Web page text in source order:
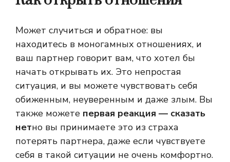
Может случиться и обратное: вы
находитесь в моногамных отношениях, и
ваш партнер говорит вам, что хотел бы
начать открывать их. Это непростая
ситуация, и вы можете чувствовать себя
обиженным, неуверенным и даже злым. Вы
также можете первая реакция — сказать
нетно вы принимаете это из страха
потерять партнера, даже если чувствуете
себя в такой ситуации не очень комфортно.